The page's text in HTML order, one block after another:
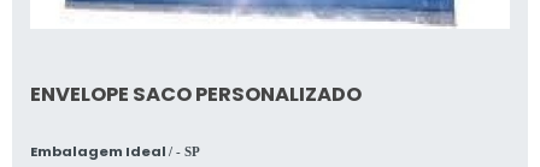
ENVELOPE SACO PERSONALIZADO
Embalagem Ideal / - SP